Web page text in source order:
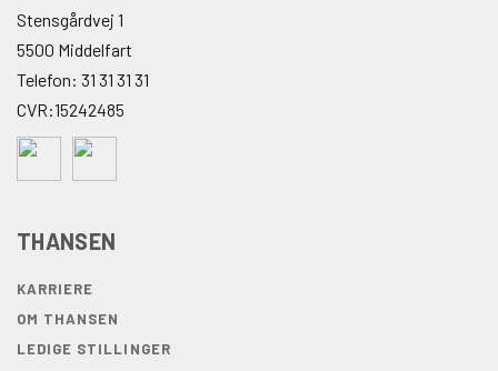
Stensgårdvej 1
5500 Middelfart
Telefon: 31 31 31 31
CVR:15242485
THANSEN
KARRIERE
OM THANSEN
LEDIGE STILLINGER